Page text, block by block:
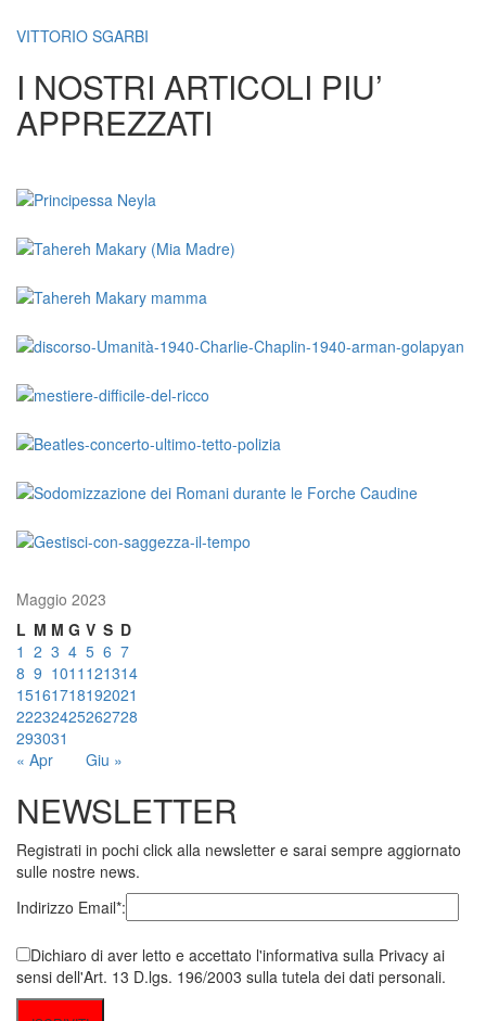
VITTORIO SGARBI
I NOSTRI ARTICOLI PIU’
APPREZZATI
Maggio 2023
L M M G V S D
« Apr Giu »
1 2 3 4 5 6 7
8 9 1011 121314
15161718192021
22232425262728
293031
NEWSLETTER
Registrati in pochi click alla newsletter e sarai sempre aggiornato
sulle nostre news.
Indirizzo Email*:
Dichiaro di aver letto e accettato l'informativa sulla Privacy ai
sensi dell'Art. 13 D.lgs. 196/2003 sulla tutela dei dati personali.